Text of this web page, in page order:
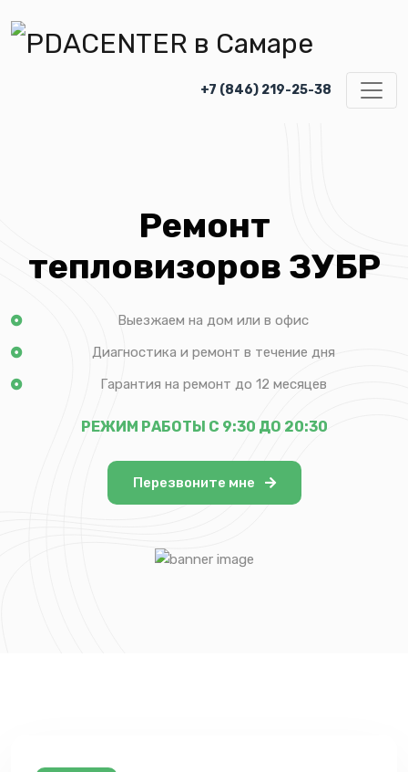
+7 (846) 219-25-38
Ремонт
тепловизоров ЗУБР
Выезжаем на дом или в офис
Диагностика и ремонт в течение дня
Гарантия на ремонт до 12 месяцев
РЕЖИМ РАБОТЫ С 9:30 ДО 20:30
Перезвоните мне